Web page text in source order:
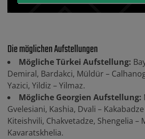
Die möglichen Aufstellungen
Mögliche Türkei Aufstellung:
Demiral, Bardakci, Müldür –
Yazici, Yildiz – Yilmaz.
Mögliche Georgien Aufstellung:
Gvelesiani, Kashia, Dvali –
Kiteishvili, Chakvetadze, Shengelia –
Kavaratskhelia.